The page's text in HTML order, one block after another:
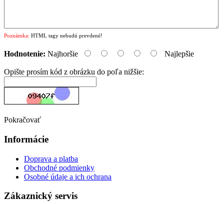
Poznámka: HTML tagy nebudú prevdené!
Hodnotenie: Najhoršie Najlepšie
Opište prosím kód z obrázku do poľa nižšie:
Pokračovať
Informácie
Doprava a platba
Obchodné podmienky
Osobné údaje a ich ochrana
Zákaznický servis